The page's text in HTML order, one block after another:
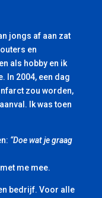
jongs af aan zat
en
als hobby en ik
In 2004, een dag
zou worden,
Ik was toen
“Doe wat je graag
me mee.
bedrijf. Voor alle